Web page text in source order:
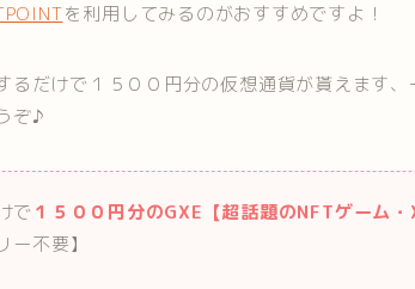
を利用してみるのがおすすめですよ！
るだけで１５００円分の仮想通貨が貰えます
ぞ♪
で １５００円分のGXE【超話題のNFTゲーム・
ー不要】